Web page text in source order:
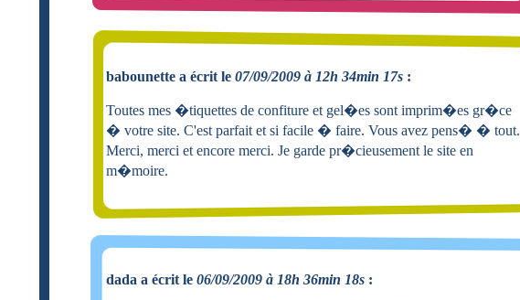
babounette a écrit le 07/09/2009 à 12h 34min 17s :
Toutes mes �tiquettes de confiture et gel�es sont imprim�es gr�ce
� votre site. C'est parfait et si facile � faire. Vous avez pens� � tout.
Merci, merci et encore merci. Je garde pr�cieusement le site en
m�moire.
dada a écrit le 06/09/2009 à 18h 36min 18s :